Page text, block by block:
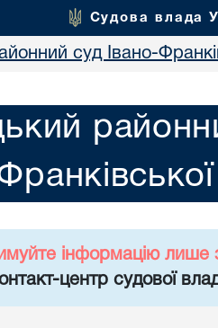
Судова влада
суд Івано-
інформацію лише
центр судової